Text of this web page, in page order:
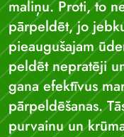
maliņu. Proti, to
pārpeldēt, jo
pieaugušajam
peldēt nepratēji
gana efektīvus
pārpeldēšanas.
purvainu un